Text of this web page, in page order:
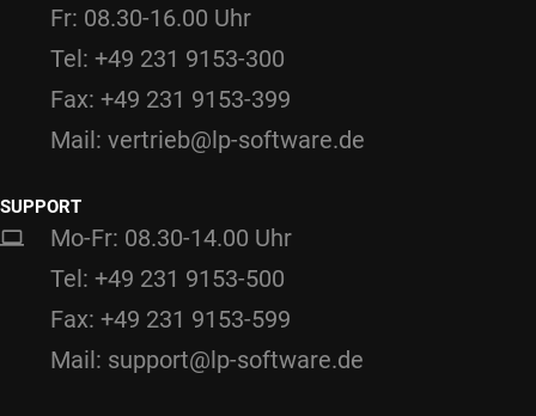
Fr: 08.30-16.00 Uhr
Tel: +49 231 9153-300
Fax: +49 231 9153-399
Mail: vertrieb@lp-software.de
SUPPORT
Mo-Fr: 08.30-14.00 Uhr
Tel: +49 231 9153-500
Fax: +49 231 9153-599
Mail: support@lp-software.de